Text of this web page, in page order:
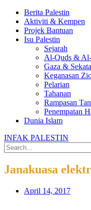
Berita Palestin
Aktiviti & Kempen
Projek Bantuan
Isu Palestin
Sejarah
Al-Quds &
Gaza &
Keganasan
Pelarian
Tahanan
Rampasan
Penempatan
Dunia Islam
INFAK PALESTIN
Janakuasa
April 14, 2017